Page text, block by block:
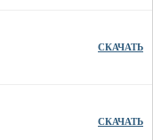
СКАЧАТЬ
СКАЧАТЬ